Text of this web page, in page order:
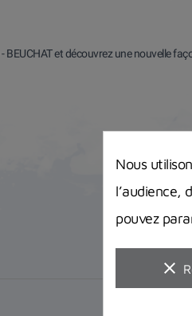
- BEUCHAT et découvrez une nouvelle
Nous
l’audience,
pouvez
clear